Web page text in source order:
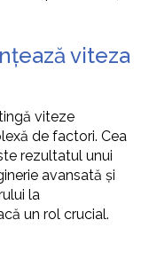
viteza
viteze
de factori. Cea
rezultatul unui
avansată și
la
un rol crucial.